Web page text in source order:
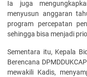
Ia juga
menyusun anggaran
program percepatan
sehingga bisa menjadi
Sementara itu, Kepala
Berencana
mewakili Kadis,